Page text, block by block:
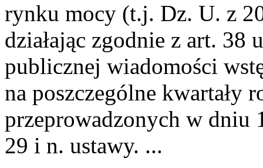
rynku mocy (t.j. Dz. U. z
działając zgodnie z art. 38
publicznej wiadomości
na poszczególne kwartały
przeprowadzonych w dniu
29 i n. ustawy. ...